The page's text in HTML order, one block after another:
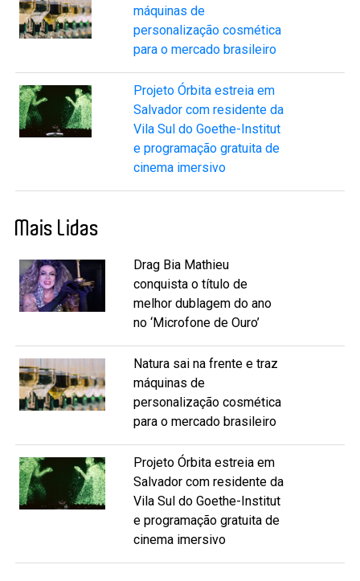
máquinas de
personalização cosmética
para o mercado brasileiro
Projeto Órbita estreia em
Salvador com residente da
Vila Sul do Goethe-Institut
e programação gratuita de
cinema imersivo
Mais Lidas
Drag Bia Mathieu
conquista o título de
melhor dublagem do ano
no ‘Microfone de Ouro’
Natura sai na frente e traz
máquinas de
personalização cosmética
para o mercado brasileiro
Projeto Órbita estreia em
Salvador com residente da
Vila Sul do Goethe-Institut
e programação gratuita de
cinema imersivo